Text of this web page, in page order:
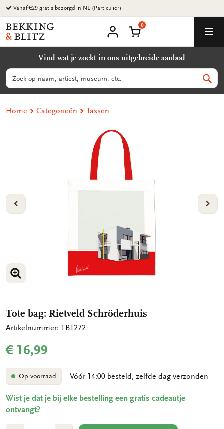
Ga
naar
content
Vanaf €29 gratis bezorgd in NL (Particulier)
Bekking
&
B.V.
account
Winkelmand
0
Vind wat je zoekt in ons uitgebreide aanbod
Zoeken
Home Categorieën Tassen
VORIGE
VERGROOT AFBEELDING
VERGROOT AFBEELDING
Tote bag: Rietveld Schröderhuis
Artikelnummer: TB1272
€ 16,99
Op voorraad Vóór 14:00 besteld, zelfde dag verzonden
Wist je dat je bij elke bestelling een gratis cadeautje
ontvangt?